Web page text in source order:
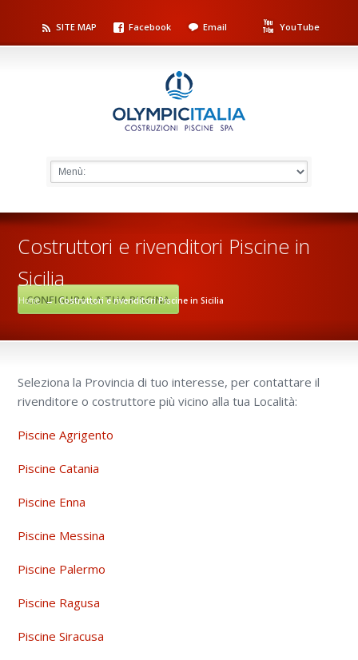
SITE MAP Facebook Email YouTube
Costruttori e rivenditori Piscine in
Sicilia
Home → Costruttori e rivenditori Piscine in Sicilia
CONFIGURA LA TUA PISCINA
Seleziona la Provincia di tuo interesse, per contattare il
rivenditore o costruttore più vicino alla tua Località:
Piscine Agrigento
Piscine Catania
Piscine Enna
Piscine Messina
Piscine Palermo
Piscine Ragusa
Piscine Siracusa